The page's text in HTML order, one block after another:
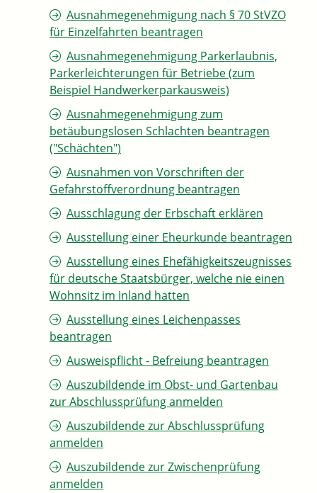
Ausnahmegenehmigung nach § 70 StVZO
für Einzelfahrten beantragen
Ausnahmegenehmigung Parkerlaubnis,
Parkerleichterungen für Betriebe (zum
Beispiel Handwerkerparkausweis)
Ausnahmegenehmigung zum
betäubungslosen Schlachten beantragen
("Schächten")
Ausnahmen von Vorschriften der
Gefahrstoffverordnung beantragen
Ausschlagung der Erbschaft erklären
Ausstellung einer Eheurkunde beantragen
Ausstellung eines Ehefähigkeitszeugnisses
für deutsche Staatsbürger, welche nie einen
Wohnsitz im Inland hatten
Ausstellung eines Leichenpasses
beantragen
Ausweispflicht - Befreiung beantragen
Auszubildende im Obst- und Gartenbau
zur Abschlussprüfung anmelden
Auszubildende zur Abschlussprüfung
anmelden
Auszubildende zur Zwischenprüfung
anmelden